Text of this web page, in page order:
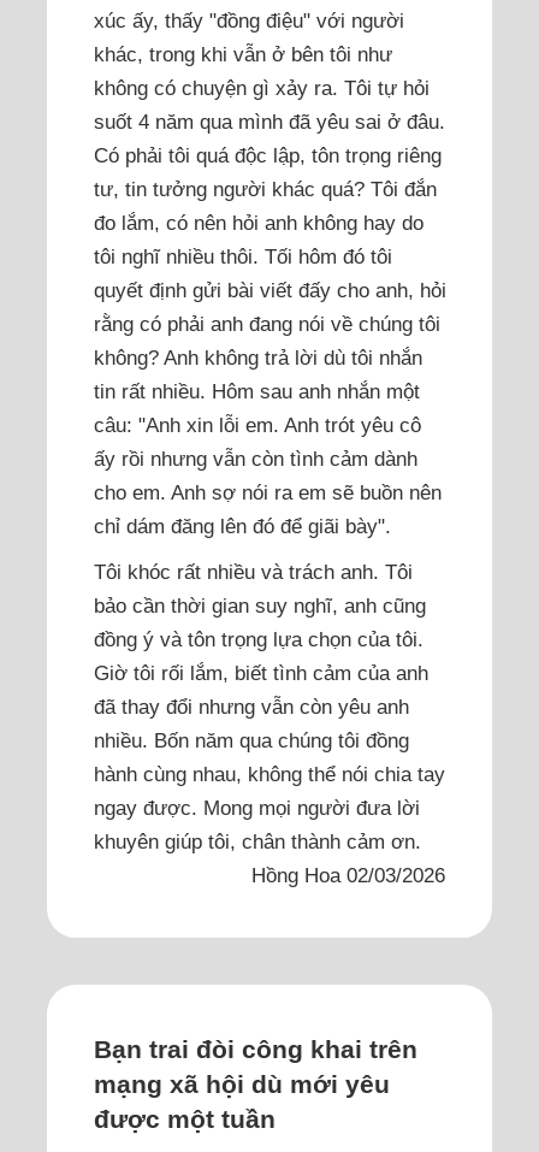
xúc ấy, thấy "đồng điệu" với người
khác, trong khi vẫn ở bên tôi như
không có chuyện gì xảy ra. Tôi tự hỏi
suốt 4 năm qua mình đã yêu sai ở đâu.
Có phải tôi quá độc lập, tôn trọng riêng
tư, tin tưởng người khác quá? Tôi đắn
đo lắm, có nên hỏi anh không hay do
tôi nghĩ nhiều thôi. Tối hôm đó tôi
quyết định gửi bài viết đấy cho anh, hỏi
rằng có phải anh đang nói về chúng tôi
không? Anh không trả lời dù tôi nhắn
tin rất nhiều. Hôm sau anh nhắn một
câu: "Anh xin lỗi em. Anh trót yêu cô
ấy rồi nhưng vẫn còn tình cảm dành
cho em. Anh sợ nói ra em sẽ buồn nên
chỉ dám đăng lên đó để giãi bày".
Tôi khóc rất nhiều và trách anh. Tôi
bảo cần thời gian suy nghĩ, anh cũng
đồng ý và tôn trọng lựa chọn của tôi.
Giờ tôi rối lắm, biết tình cảm của anh
đã thay đổi nhưng vẫn còn yêu anh
nhiều. Bốn năm qua chúng tôi đồng
hành cùng nhau, không thể nói chia tay
ngay được. Mong mọi người đưa lời
khuyên giúp tôi, chân thành cảm ơn.
Hồng Hoa 02/03/2026
Bạn trai đòi công khai trên
mạng xã hội dù mới yêu
được một tuần